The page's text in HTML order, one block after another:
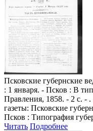
Псковские губернские
: 1 января. - Псков : В
Правления, 1858. - 2 с. -
газеты: Псковские
Псков : Типография
Читать Подробнее